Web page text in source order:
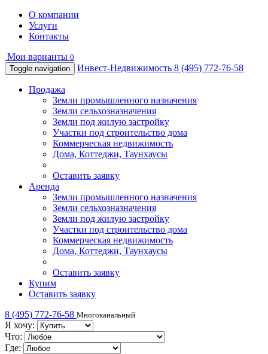
О компании
Услуги
Контакты
Мои варианты 0
Toggle navigation
Инвест-Недвижимость 8 (495) 772-76-58
Продажа
Земли промышленного назначения
Земли сельхозназначения
Земли под жилую застройку
Участки под строительство дома
Коммерческая недвижимость
Дома, Коттеджи, Таунхаусы
Оставить заявку
Аренда
Земли промышленного назначения
Земли сельхозназначения
Земли под жилую застройку
Участки под строительство дома
Коммерческая недвижимость
Дома, Коттеджи, Таунхаусы
Оставить заявку
Купим
Оставить заявку
8 (495) 772-76-58 Многоканальный
Я хочу:
Что:
Где: